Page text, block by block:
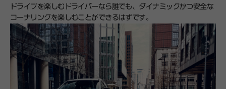
ドライブを楽しむドライバーなら誰でも、ダイナミックかつ安全な
コーナリングを楽しむことができるはずです。